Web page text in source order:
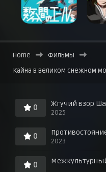
Home
Фильмы
Кайна в великом снежном
0
2025
0
2023
0